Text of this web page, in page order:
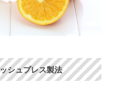
シュプレス製法